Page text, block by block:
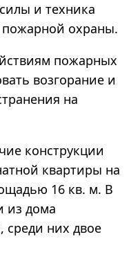
и техника
пожарной охраны.
пожарных
возгорание и
на
конструкции
квартиры на
16 кв. м. В
из дома
среди них двое